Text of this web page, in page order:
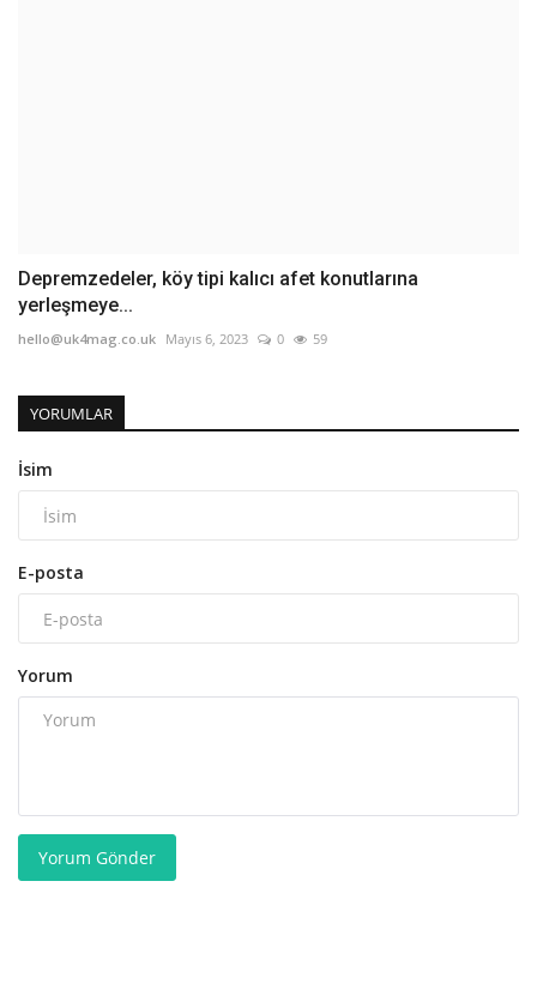
Depremzedeler, köy tipi kalıcı afet konutlarına
yerleşmeye...
hello@uk4mag.co.uk Mayıs 6, 2023 0 59
YORUMLAR
İsim
E-posta
Yorum
Yorum Gönder